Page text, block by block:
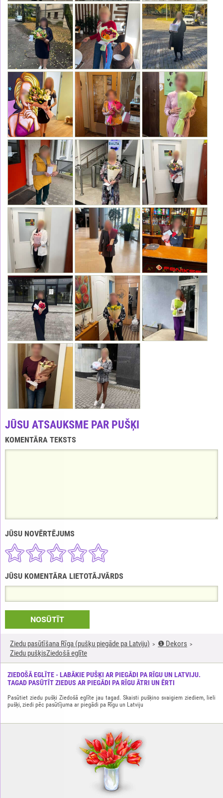
Ziedu pasūtīšana Rīga (pušķu piegāde pa Latviju)
❶ Dekors
Ziedu pušķisZiedošā eglīte
ZIEDOŠĀ EGLĪTE - LABĀKIE PUŠĶI AR PIEGĀDI PA RĪGU UN LATVIJU.
TAGAD PASŪTĪT ZIEDUS AR PIEGĀDI PA RĪGU ĀTRI UN ĒRTI
Pasūtiet ziedu pušķi Ziedošā eglīte jau tagad. Skaisti pušķino svaigiem ziediem, lieli
pušķi, ziedi pēc pasūtījuma ar piegādi pa Rīgu un Latviju
JŪSU ATSAUKSME PAR PUŠĶI
KOMENTĀRA TEKSTS
JŪSU NOVĒRTĒJUMS
JŪSU KOMENTĀRA LIETOTĀJVĀRDS
NOSŪTĪT